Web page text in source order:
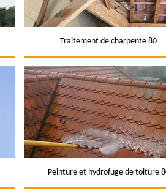
Traitement de charpente 80
Peinture et hydrofuge de toiture